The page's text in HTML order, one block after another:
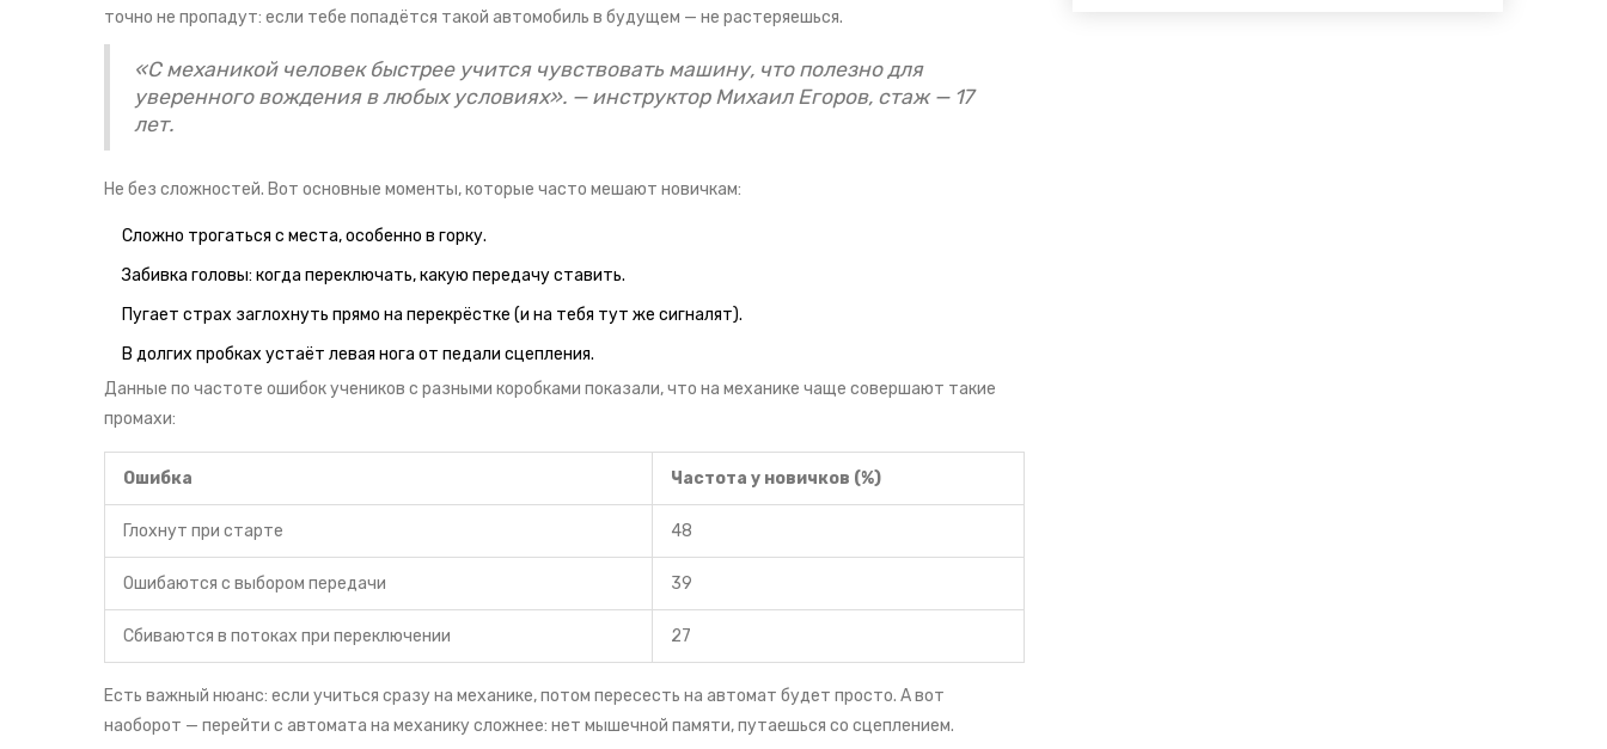
точно не пропадут: если тебе попадётся такой автомобиль в будущем — не растеряешься.
«С механикой человек быстрее учится чувствовать машину, что полезно для
уверенного вождения в любых условиях». — инструктор Михаил Егоров, стаж — 17
лет.
Не без сложностей. Вот основные моменты, которые часто мешают новичкам:
Сложно трогаться с места, особенно в горку.
Забивка головы: когда переключать, какую передачу ставить.
Пугает страх заглохнуть прямо на перекрёстке (и на тебя тут же сигналят).
В долгих пробках устаёт левая нога от педали сцепления.
Данные по частоте ошибок учеников с разными коробками показали, что на механике чаще совершают такие
промахи:
Ошибка Частота у новичков (%)
Глохнут при старте 48
Ошибаются с выбором передачи 39
Сбиваются в потоках при переключении 27
Есть важный нюанс: если учиться сразу на механике, потом пересесть на автомат будет просто. А вот
наоборот — перейти с автомата на механику сложнее: нет мышечной памяти, путаешься со сцеплением.